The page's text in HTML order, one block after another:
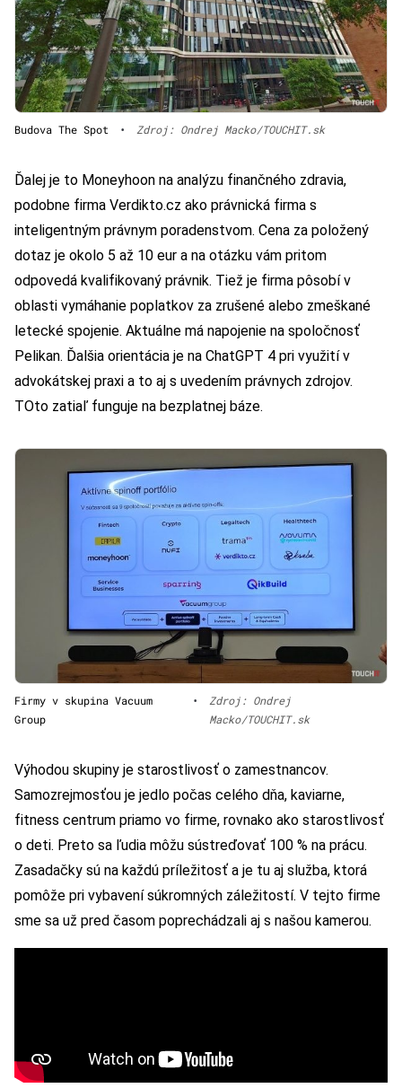
Budova The Spot • Zdroj: Ondrej Macko/TOUCHIT.sk
Ďalej je to Moneyhoon na analýzu finančného zdravia,
podobne firma Verdikto.cz ako právnická firma s
inteligentným právnym poradenstvom. Cena za položený
dotaz je okolo 5 až 10 eur a na otázku vám pritom
odpovedá kvalifikovaný právnik. Tiež je firma pôsobí v
oblasti vymáhanie poplatkov za zrušené alebo zmeškané
letecké spojenie. Aktuálne má napojenie na spoločnosť
Pelikan. Ďalšia orientácia je na ChatGPT 4 pri využití v
advokátskej praxi a to aj s uvedením právnych zdrojov.
TOto zatiaľ funguje na bezplatnej báze.
Firmy v skupina Vacuum
Group
•
Zdroj: Ondrej
Macko/TOUCHIT.sk
Výhodou skupiny je starostlivosť o zamestnancov.
Samozrejmosťou je jedlo počas celého dňa, kaviarne,
fitness centrum priamo vo firme, rovnako ako starostlivosť
o deti. Preto sa ľudia môžu sústreďovať 100 % na prácu.
Zasadačky sú na každú príležitosť a je tu aj služba, ktorá
pomôže pri vybavení súkromných záležitostí. V tejto firme
sme sa už pred časom poprechádzali aj s našou kamerou.